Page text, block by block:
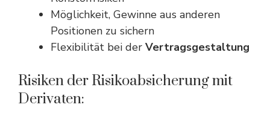
Möglichkeit, Gewinne aus anderen
Positionen zu sichern
Flexibilität bei der Vertragsgestaltung
Risiken der Risikoabsicherung mit
Derivaten: